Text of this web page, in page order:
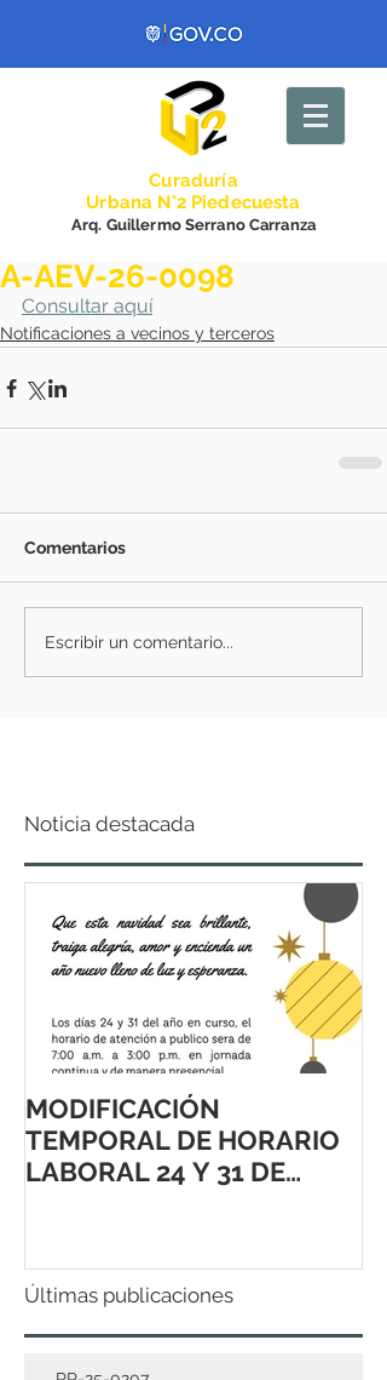
Curaduría
Urbana N°2 Piedecuesta
Arq. Guillermo Serrano Carranza
A-AEV-26-0098
Consultar aquí
Notificaciones a vecinos y terceros
Comentarios
Escribir un comentario...
Noticia destacada
MODIFICACIÓN
TEMPORAL DE HORARIO
LABORAL 24 Y 31 DE
Últimas publicaciones